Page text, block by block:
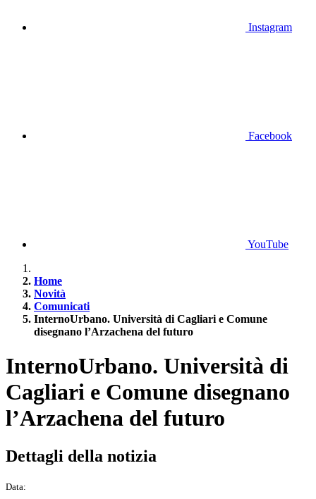
Instagram
Facebook
YouTube
Home
Novità
Comunicati
InternoUrbano. Università di Cagliari e Comune
disegnano l’Arzachena del futuro
InternoUrbano. Università di
Cagliari e Comune disegnano
l’Arzachena del futuro
Dettagli della notizia
Data: